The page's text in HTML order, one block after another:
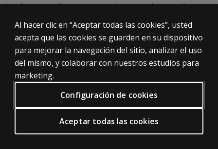
circunstancias; como cuando, entre otros motivos,
fines que fueron recogidos.
Derecho a oponerse al tratamiento: Puede objetar el
tratamiento de sus Datos personales, incluida la
elaboración de perfiles, cuando los procesemos
sobre la base de un interés legítimo. En ese caso,
dejaremos de tratar sus Datos personales salvo por
motivos legítimos imperiosos, o el ejercicio o la
defensa de posibles reclamaciones.
Derecho a la limitación del tratamiento: En
Al hacer clic en “Aceptar todas las cookies”, usted
acepta que las cookies se guarden en su dispositivo
para mejorar la navegación del sitio, analizar el uso
del mismo, y colaborar con nuestros estudios para
marketing.
Configuración de cookies
Aceptar todas las cookies